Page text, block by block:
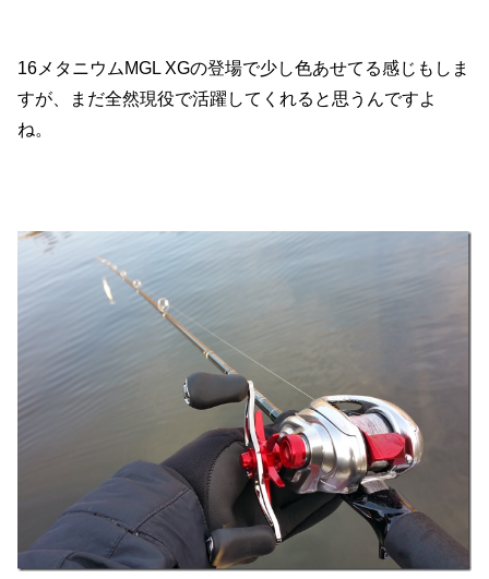
16メタニウムMGL XGの登場で少し色あせてる感じもしま
すが、まだ全然現役で活躍してくれると思うんですよ
ね。